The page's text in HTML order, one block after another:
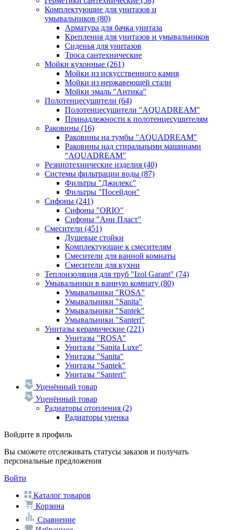
Комплектующие для унитазов и
умывальников (80)
Арматура для бачка унитаза
Крепления для унитазов и умывальников
Сиденья для унитазов
Троса сантехнические
Мойки кухонные (261)
Мойки из искусственного камня
Мойки из нержавеющей стали
Мойки эмаль "Антика"
Полотенцесушители (64)
Полотенцесушители "AQUADREAM"
Принадлежности к полотенцесушителям
Раковины (16)
Раковины на тумбы "AQUADREAM"
Раковины над стиральными машинами
"AQUADREAM"
Резинотехнические изделия (40)
Системы фильтрации воды (87)
Фильтры "Джилекс"
Фильтры "Посейдон"
Сифоны (241)
Сифоны "ORIO"
Сифоны "Ани Пласт"
Смесители (451)
Душевые стойки
Комплектующие к смесителям
Смесители для ванной комнаты
Смесители для кухни
Теплоизоляция для труб "Izol Garant" (74)
Умывальники в ванную комнату (80)
Умывальники "ROSA"
Умывальники "Sanita"
Умывальники "Santek"
Умывальники "Santeri"
Унитазы керамические (221)
Унитазы "ROSA"
Унитазы "Sanita Luxe"
Унитазы "Sanita"
Унитазы "Santek"
Унитазы "Santeri"
Уценённый товар
Уценённый товар
Радиаторы отопления (2)
Радиаторы уценка
Войдите в профиль
Вы сможете отслеживать статусы заказов и получать
персональные предложения
Войти
Каталог товаров
Корзина
Сравнение